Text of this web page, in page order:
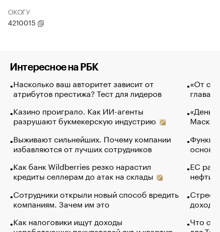
ОКОГУ
4210015
Интересное на РБК
Насколько ваш авторитет зависит от
атрибутов престижа? Тест для лидеров
Казино проиграло. Как ИИ-агенты
разрушают букмекерскую индустрию
Выживают сильнейших. Почему компании
избавляются от лучших сотрудников
Как банк Wildberries резко нарастил
кредиты селлерам до атак на склады
Сотрудники открыли новый способ вредить
компаниям. Зачем им это
Как налоговики ищут доходы
«От
глава
Маск в
основ
ЕС
нефти
Что